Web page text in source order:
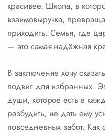
красивее. Школа, в
взаимовыручка,
приходить. Семья, где
— это самая надёжная
В заключение хочу
подвиг для избранных.
души, которое есть в
разбудить, не дать ему
повседневных забот. Как